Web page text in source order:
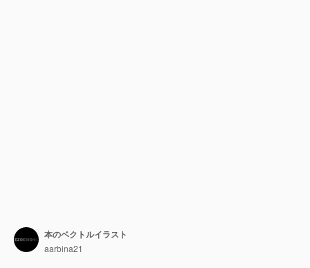
本のベクトルイラスト
aarbina21